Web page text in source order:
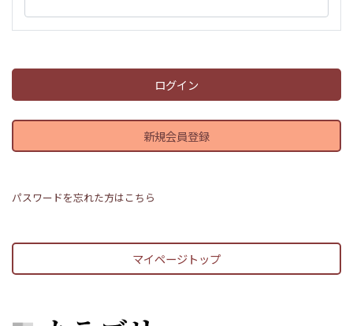
ログイン
新規会員登録
パスワードを忘れた方はこちら
マイページトップ